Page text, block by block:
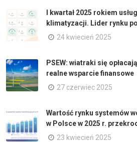
I kwartał 2025 rokiem
klimatyzacji. Lider rynku
24 kwiecień 2025
PSEW: wiatraki się
realne wsparcie finansowe
27 czerwiec 2025
Wartość rynku systemów
w Polsce w 2025 r.
23 kwiecień 2025